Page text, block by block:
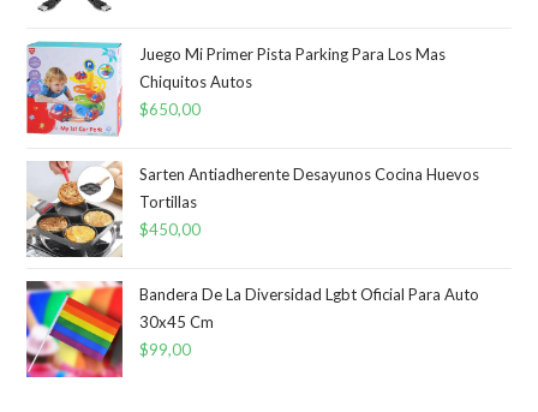
Juego Mi Primer Pista Parking Para Los Mas
Chiquitos Autos
$650,00
Sarten Antiadherente Desayunos Cocina Huevos
Tortillas
$450,00
Bandera De La Diversidad Lgbt Oficial Para Auto
30x45 Cm
$99,00